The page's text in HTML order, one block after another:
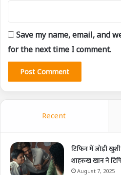
Save my name, email, and
for the next time I comment.
Recent
टिफिन में जोड़ी
शाहरुख खान ने
August 7, 2025